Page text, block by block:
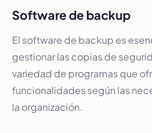
Software de backup
El software de backup es
gestionar las copias de
variedad de programas que
funcionalidades según las
la organización.